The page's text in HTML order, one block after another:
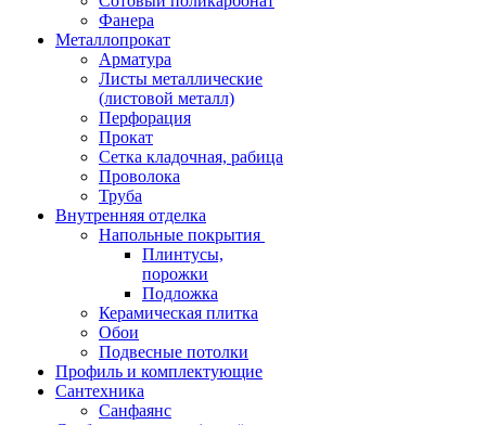
Фанера
Металлопрокат
Арматура
Листы металлические
(листовой металл)
Перфорация
Прокат
Сетка кладочная, рабица
Проволока
Труба
Внутренняя отделка
Напольные покрытия
Плинтусы,
порожки
Подложка
Керамическая плитка
Обои
Подвесные потолки
Профиль и комплектующие
Сантехника
Санфаянс